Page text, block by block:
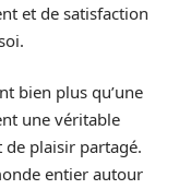
et de satisfaction
bien plus qu’une
une véritable
de plaisir partagé.
entier autour